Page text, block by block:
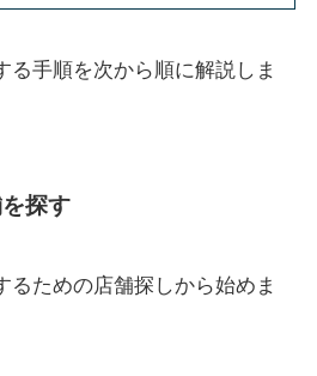
る手順を次から順に解説しま
探す
るための店舗探しから始めま